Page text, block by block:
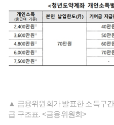
▲ 금융위원회가 발표한 소득구
급 구조표. <금융위원회>